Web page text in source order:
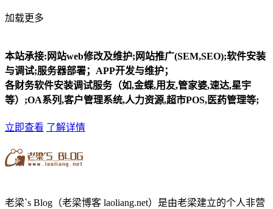
加载更多
本站承接:网站web修改及维护;网站推广(SEM,SEO);软件安装
与调试;服务器部署；APP开发与维护；
各财务软件安装调试服务（如,金蝶,用友,管家婆,速达,星宇
等）;OA系列,客户管理系统,人力资源,超市POS,医药管理等;
立即查看 了解详情
老梁`s Blog（老梁博客 laoliang.net）是由老梁建立的个人非营